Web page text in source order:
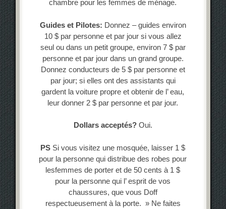
chambre pour les femmes de ménage.
Guides et Pilotes: Donnez – guides environ
10 $ par personne et par jour si vous allez
seul ou dans un petit groupe, environ 7 $ par
personne et par jour dans un grand groupe.
Donnez conducteurs de 5 $ par personne et
par jour; si elles ont des assistants qui
gardent la voiture propre et obtenir de l’ eau,
leur donner 2 $ par personne et par jour.
Dollars acceptés? Oui.
PS Si vous visitez une mosquée, laisser 1 $
pour la personne qui distribue des robes pour
lesfemmes de porter et de 50 cents à 1 $
pour la personne qui l’ esprit de vos
chaussures, que vous Doff
respectueusement à la porte. » Ne faites